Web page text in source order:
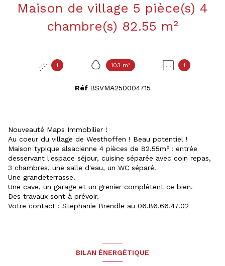
Maison de village 5 pièce(s) 4
chambre(s) 82.55 m²
1 103 m² 1
Réf BSVMA250004715
Nouveauté Maps Immobilier !
Au coeur du village de Westhoffen ! Beau potentiel !
Maison typique alsacienne 4 pièces de 82.55m² : entrée
desservant l'espace séjour, cuisine séparée avec coin repas,
3 chambres, une salle d'eau, un WC séparé.
Une grandeterrasse.
Une cave, un garage et un grenier complètent ce bien.
Des travaux sont à prévoir.
Votre contact : Stéphanie Brendle au 06.86.66.47.02
BILAN ÉNERGÉTIQUE